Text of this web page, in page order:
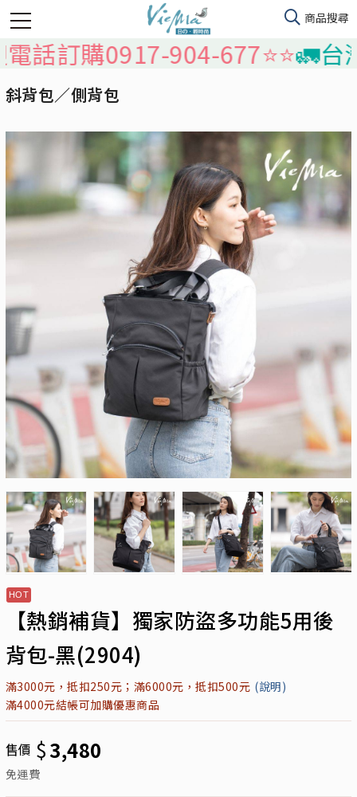
購0917-904-677⭐️⭐️🚛台灣本
斜背包／側背包
【熱銷補貨】獨家防盜多功能5用後
背包-黑(2904)
滿3000元，抵扣250元；滿6000元，抵扣500元 (說明)
滿4000元結帳可加購優惠商品
售價 $3,480
免運費